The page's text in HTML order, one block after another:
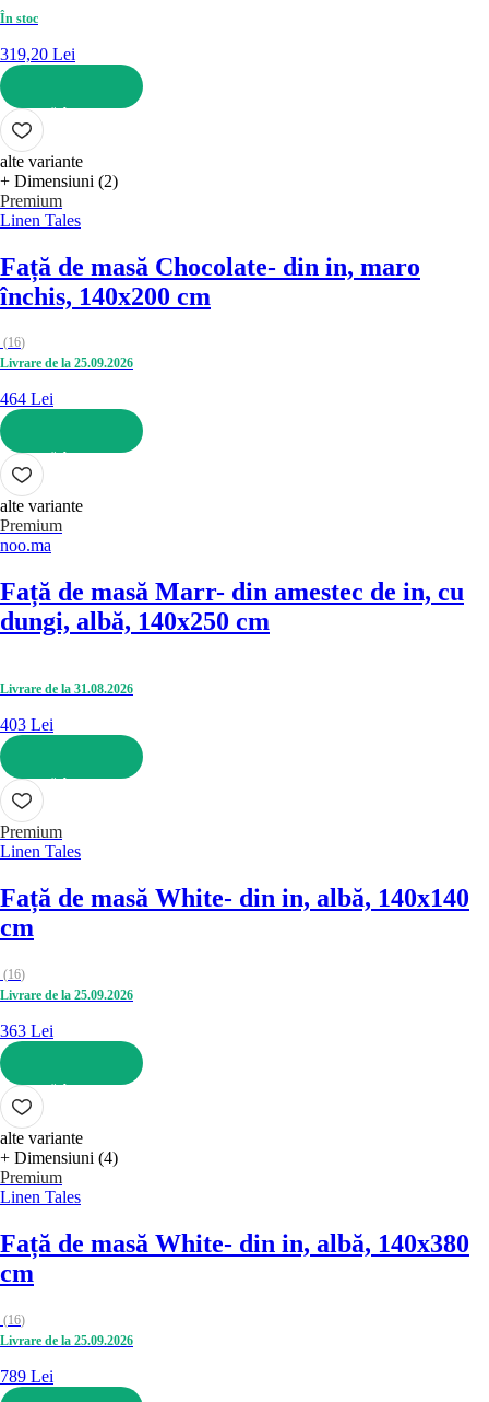
În stoc
319,20 Lei
ADAUGĂ ÎN COȘ
alte variante
+ Dimensiuni (2)
Premium
Linen Tales
Față de masă Chocolate- din in, maro
închis, 140x200 cm
(16)
Livrare de la 25.09.2026
464 Lei
ADAUGĂ ÎN COȘ
alte variante
Premium
noo.ma
Față de masă Marr- din amestec de in, cu
dungi, albă, 140x250 cm
Livrare de la 31.08.2026
403 Lei
ADAUGĂ ÎN COȘ
Premium
Linen Tales
Față de masă White- din in, albă, 140x140
cm
(16)
Livrare de la 25.09.2026
363 Lei
ADAUGĂ ÎN COȘ
alte variante
+ Dimensiuni (4)
Premium
Linen Tales
Față de masă White- din in, albă, 140x380
cm
(16)
Livrare de la 25.09.2026
789 Lei